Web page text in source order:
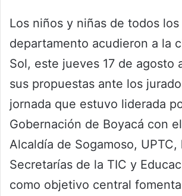
Los niños y niñas de todos
departamento acudieron a la
Sol, este jueves 17 de agosto
sus propuestas ante los
jornada que estuvo liderada
Gobernación de Boyacá con
Alcaldía de Sogamoso, UPTC,
Secretarías de la TIC y
como objetivo central